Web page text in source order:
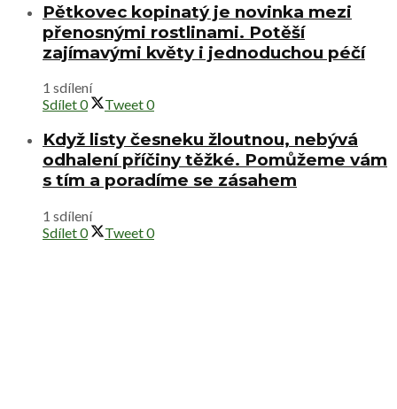
Pětkovec kopinatý je novinka mezi
přenosnými rostlinami. Potěší
zajímavými květy i jednoduchou péčí
1 sdílení
Sdílet0 Tweet0
Když listy česneku žloutnou, nebývá
odhalení příčiny těžké. Pomůžeme vám
s tím a poradíme se zásahem
1 sdílení
Sdílet0 Tweet0